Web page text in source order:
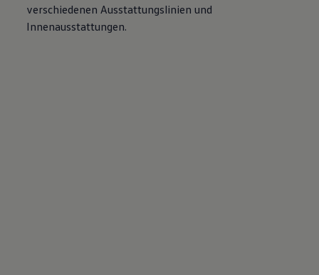
verschiedenen Ausstattungslinien und
Innenausstattungen.